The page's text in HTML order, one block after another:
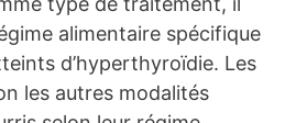
alimentaire spécifique
d’hyperthyroïdie. Les
les autres modalités